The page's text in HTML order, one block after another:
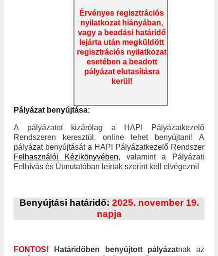
Érvényes regisztrációs
nyilatkozat hiányában,
vagy a beadási határidő
lejárta után megküldött
regisztrációs nyilatkozat
esetében a beadott
pályázat elutasításra
kerül!
Pályázat benyújtása:
A pályázatot kizárólag a HAPI Pályázatkezelő
Rendszeren keresztül, online lehet benyújtani! A
pályázat benyújtását a HAPI Pályázatkezelő Rendszer
Felhasználói Kézikönyvében, valamint a Pályázati
Felhívás és Útmutatóban leírtak szerint kell elvégezni!
Benyújtási határidő: 2025. november 19.
napja
FONTOS! Határidőben benyújtott pályázatnak az